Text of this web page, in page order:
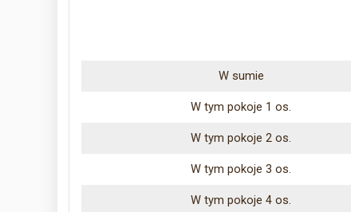
W sumie
W tym pokoje 1 os.
W tym pokoje 2 os.
W tym pokoje 3 os.
W tym pokoje 4 os.